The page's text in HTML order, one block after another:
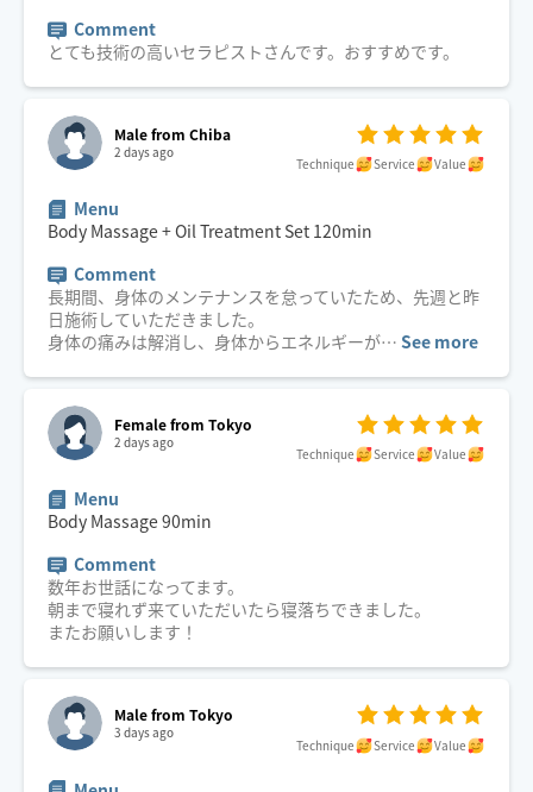
Comment
とても技術の高いセラピストさんです。おすすめです。
Male from Chiba
2 days ago
Technique Service Value
Menu
Body Massage + Oil Treatment Set 120min
Comment
長期間、身体のメンテナンスを怠っていたため、先週と昨
日施術していただきました。
身体の痛みは解消し、身体からエネルギーが… See more
Female from Tokyo
2 days ago
Technique Service Value
Menu
Body Massage90min
Comment
数年お世話になってます。
朝まで寝れず来ていただいたら寝落ちできました。
またお願いします！
Male from Tokyo
3 days ago
Technique Service Value